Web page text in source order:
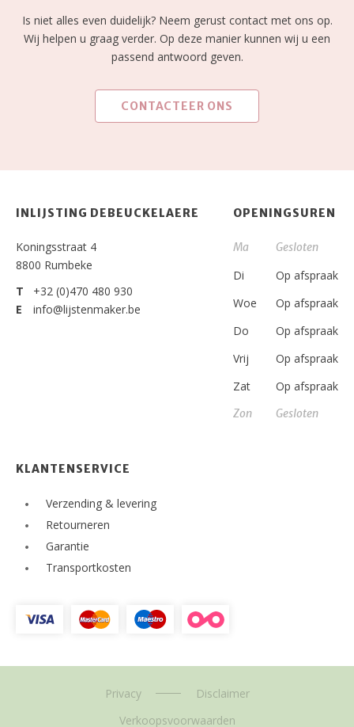
Is niet alles even duidelijk? Neem gerust contact met ons op.
Wij helpen u graag verder. Op deze manier kunnen wij u een
passend antwoord geven.
CONTACTEER ONS
INLIJSTING DEBEUCKELAERE
Koningsstraat 4
8800 Rumbeke
T
E
+32 (0)470 480 930
info@lijstenmaker.be
OPENINGSUREN
Ma
Di
Woe
Do
Vrij
Zat
Zon
Gesloten
Op afspraak
Op afspraak
Op afspraak
Op afspraak
Op afspraak
Gesloten
KLANTENSERVICE
Verzending & levering
Retourneren
Garantie
Transportkosten
Privacy
Disclaimer
Verkoopsvoorwaarden